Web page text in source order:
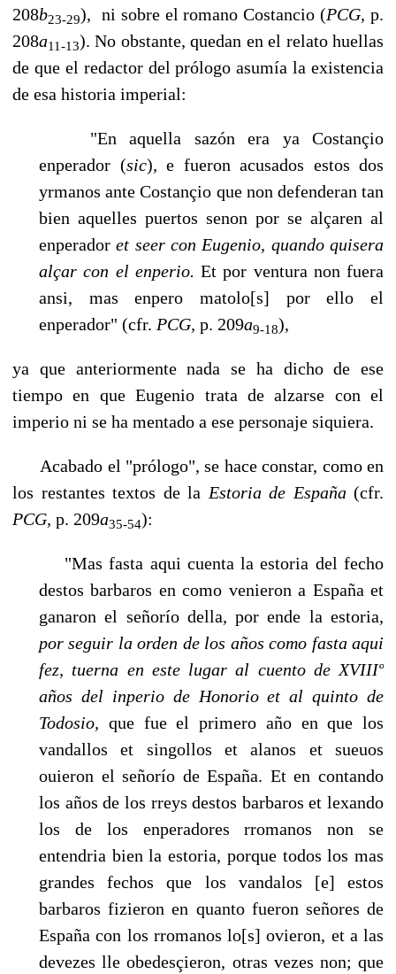
208b23-29), ni sobre el romano Costancio (PCG, p.
208a11-13). No obstan­te, quedan en el relato huellas
de que el redactor del prólogo asumía la existencia
de esa historia imperial:
"En aquella sazón era ya Costançio
enperador (sic), e fueron acusados estos dos
yrmanos ante Costançio que non defenderan tan
bien aquelles puertos senon por se alçaren al
enperadoret seer con Eugenio, quando quisera
alçar con el enperio. Et por ventura non fuera
ansi, mas enpero matolo[s] por ello el
enperador" (cfr. PCG, p. 209a9-18),
ya que anteriormente nada se ha dicho de ese
tiempo en que Eugenio trata de alzarse con el
imperio ni se ha mentado a ese personaje siquiera.
Acabado el "prólogo", se hace constar, como en
los restantes textos de la Estoria de España (cfr.
PCG, p. 209a35-54):
"Mas fasta aqui cuenta la estoria del fecho
destos barbaros en como venieron a España et
ganaron el señorío della, por ende la estoria,
por seguir la orden de los años como fasta aqui
fez, tuerna en este lugar al cuento de XVIIIº
años del inperio de Honorio et al quinto de
Todosio, que fue el pri­mero año en que los
vandallos et singollos et alanos et sueuos
ouieron el se­ñorío de España. Et en contando
los años de los rreys destos barbaros et lexando
los de los enperadores rromanos non se
entendria bien la estoria, porque todos los mas
grandes fechos que los vandalos [e] estos
barbaros fizieron en quanto fueron señores de
España con los rromanos lo[s] ovieron, et a las
devezes lle obedesçieron, otras vezes non; que